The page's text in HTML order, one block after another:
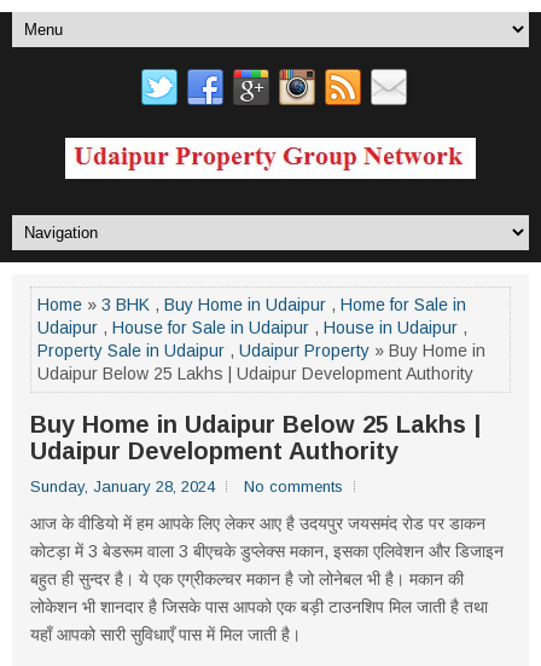
Home » 3 BHK , Buy Home in Udaipur , Home for Sale in
Udaipur , House for Sale in Udaipur , House in Udaipur ,
Property Sale in Udaipur , Udaipur Property » Buy Home in
Udaipur Below 25 Lakhs | Udaipur Development Authority
Buy Home in Udaipur Below 25 Lakhs |
Udaipur Development Authority
Sunday, January 28, 2024 No comments
आज के वीडियो में हम आपके लिए लेकर आए है उदयपुर जयसमंद रोड पर डाकन
कोटड़ा में 3 बेडरूम वाला 3 बीएचके डुप्लेक्स मकान, इसका एलिवेशन और डिजाइन
बहुत ही सुन्दर है। ये एक एग्रीकल्चर मकान है जो लोनेबल भी है। मकान की
लोकेशन भी शानदार है जिसके पास आपको एक बड़ी टाउनशिप मिल जाती है तथा
यहाँ आपको सारी सुविधाएँ पास में मिल जाती है।